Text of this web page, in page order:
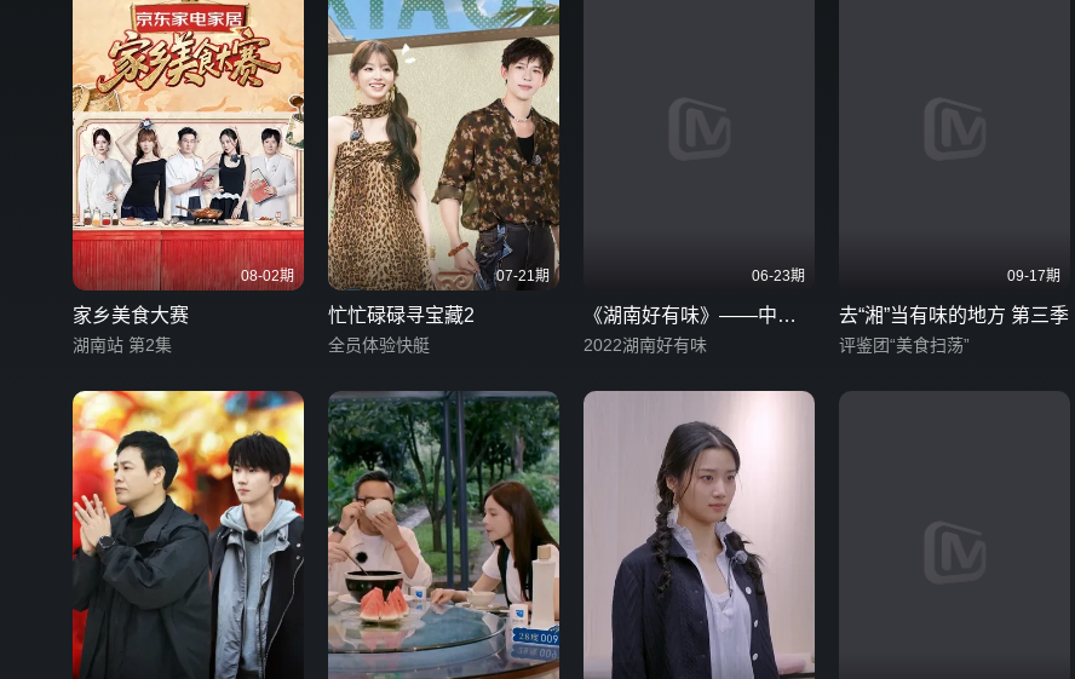
08-02期
家乡美食大赛
湖南站 第2集
07-21期
忙忙碌碌寻宝藏2
全员体验快艇
06-23期
《湖南好有味》——中国
粮·湖南饭特别节目
2022湖南好有味
09-17期
去“湘”当有味的地方 第三季
评鉴团“美食扫荡”